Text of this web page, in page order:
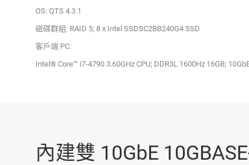
OS: QTS 4.3.1
磁碟群組: RAID 5; 8 x Intel SSDSC2BB240G4 SSD
客戶端 PC:
Intel® Core™ i7-4790 3.60GHz CPU; DDR3L 1600Hz 16GB;
內建雙 10GbE